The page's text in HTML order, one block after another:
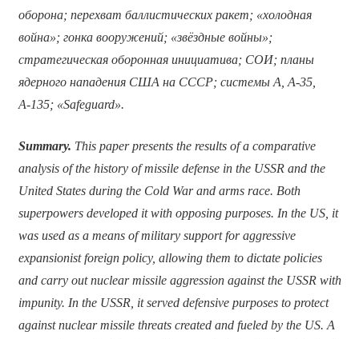
оборона; перехват баллистических ракет; «холодная
война»; гонка вооружений; «звёздные войны»;
стратегическая оборонная инициатива; СОИ; планы
ядерного нападения США на СССР; системы А, А-35,
А-135; «Safeguard».
Summary. This paper presents the results of a comparative
analysis of the history of missile defense in the USSR and the
United States during the Cold War and arms race. Both
superpowers developed it with opposing purposes. In the US, it
was used as a means of military support for aggressive
expansionist foreign policy, allowing them to dictate policies
and carry out nuclear missile aggression against the USSR with
impunity. In the USSR, it served defensive purposes to protect
against nuclear missile threats created and fueled by the US. A